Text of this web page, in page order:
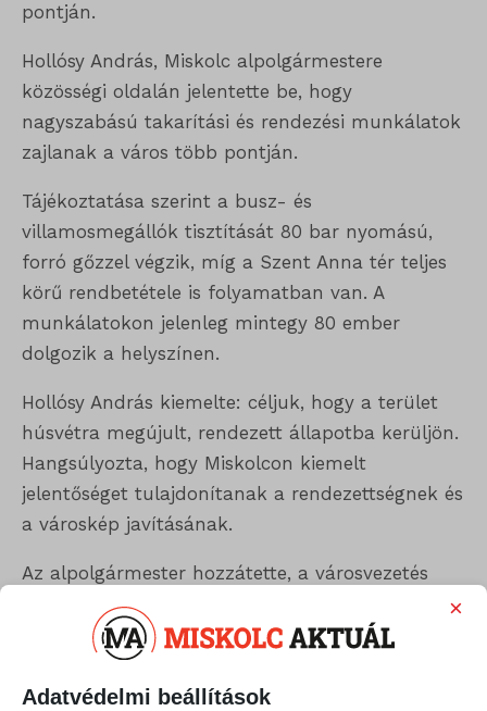
pontján.
Hollósy András, Miskolc alpolgármestere
közösségi oldalán jelentette be, hogy
nagyszabású takarítási és rendezési munkálatok
zajlanak a város több pontján.
Tájékoztatása szerint a busz- és
villamosmegállók tisztítását 80 bar nyomású,
forró gőzzel végzik, míg a Szent Anna tér teljes
körű rendbetétele is folyamatban van. A
munkálatokon jelenleg mintegy 80 ember
dolgozik a helyszínen.
Hollósy András kiemelte: céljuk, hogy a terület
húsvétra megújult, rendezett állapotba kerüljön.
Hangsúlyozta, hogy Miskolcon kiemelt
jelentőséget tulajdonítanak a rendezettségnek és
a városkép javításának.
Az alpolgármester hozzátette, a városvezetés
elkötelezett amellett, hogy a közterületek tiszták
és gondozottak legyenek, ennek érdekében
folyamatosan dolgoznak.
Adatvédelmi beállítások
×